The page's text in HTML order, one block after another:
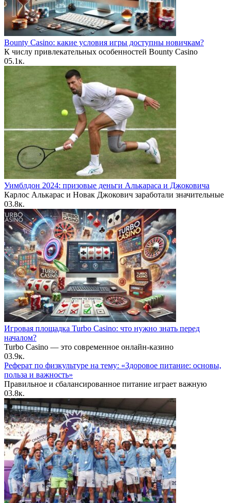
Bounty Casino: какие условия игры доступны новичкам?
К числу привлекательных особенностей Bounty Casino
05.1к.
Уимблдон 2024: призовые деньги Алькараса и Джоковича
Карлос Алькарас и Новак Джокович заработали значительные
03.8к.
Игровая площадка Turbo Casino: что нужно знать перед
началом?
Turbo Casino — это современное онлайн-казино
03.9к.
Реферат по физкультуре на тему: «Здоровое питание: основы,
польза и важность»
Правильное и сбалансированное питание играет важную
03.8к.